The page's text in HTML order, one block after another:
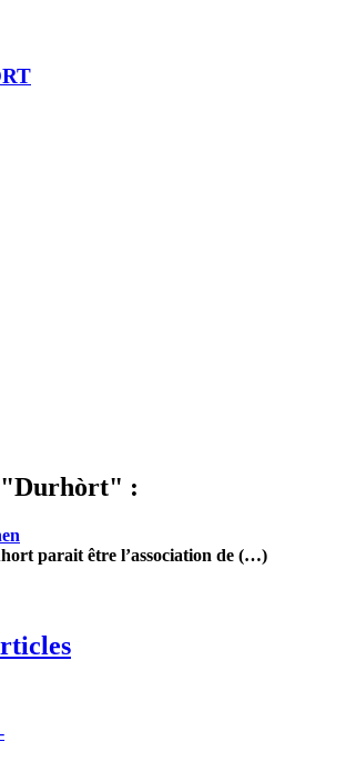
"Durhòrt" :
parait être l’association de (…)